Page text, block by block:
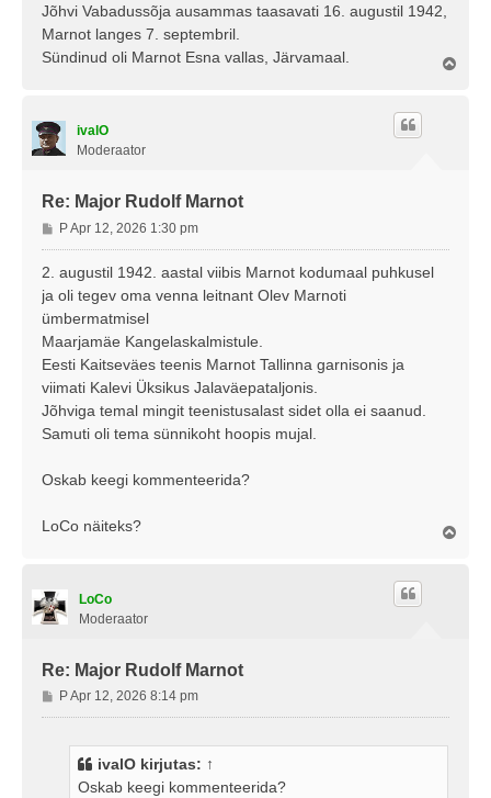
Jõhvi Vabadussõja ausammas taasavati 16. augustil 1942,
Marnot langes 7. septembril.
Sündinud oli Marnot Esna vallas, Järvamaal.
ivalO
Moderaator
Re: Major Rudolf Marnot
P
o
t
u
s
P Apr 12, 2026 1:30 pm
2. augustil 1942. aastal viibis Marnot kodumaal puhkusel
ja oli tegev oma venna leitnant Olev Marnoti
ümbermatmisel
Maarjamäe Kangelaskalmistule.
Eesti Kaitseväes teenis Marnot Tallinna garnisonis ja
viimati Kalevi Üksikus Jalaväepataljonis.
Jõhviga temal mingit teenistusalast sidet olla ei saanud.
Samuti oli tema sünnikoht hoopis mujal.
Oskab keegi kommenteerida?
LoCo näiteks?
LoCo
Moderaator
Re: Major Rudolf Marnot
P
o
P Apr 12, 2026 8:14 pm
ivalO kirjutas: ↑
Oskab keegi kommenteerida?